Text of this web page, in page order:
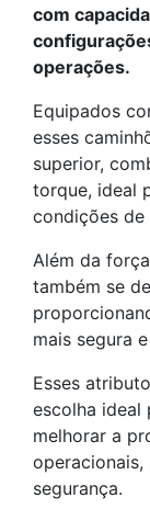
com
operações.
Equipados
esses
superior,
torque, ideal
condições de
Além da
também se
mais segura
Esses
escolha ideal
melhorar a
segurança.